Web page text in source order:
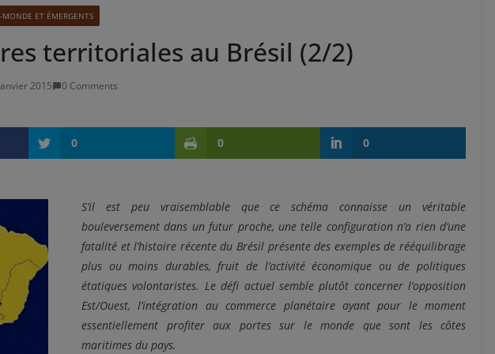
MONDE ET ÉMERGENTS
territoriales au Brésil (2/2)
2015 0 Comments
0 0 0
S’il est peu vraisemblable que ce schéma connaisse un véritable
bouleversement dans un futur proche, une telle configuration n’a rien d’une
fatalité et l’histoire récente du Brésil présente des exemples de rééquilibrage
plus ou moins durables, fruit de l’activité économique ou de politiques
étatiques volontaristes. Le défi actuel semble plutôt concerner l’opposition
Est/Ouest, l’intégration au commerce planétaire ayant pour le moment
essentiellement profiter aux portes sur le monde que sont les côtes
maritimes du pays.